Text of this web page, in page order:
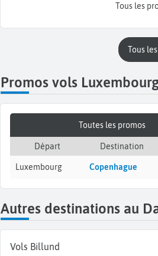
Tous les
Tous
Promos vols
Toutes les promos
Départ Destination
Luxembourg Copenhague
Autres destinations au
Vols Billund